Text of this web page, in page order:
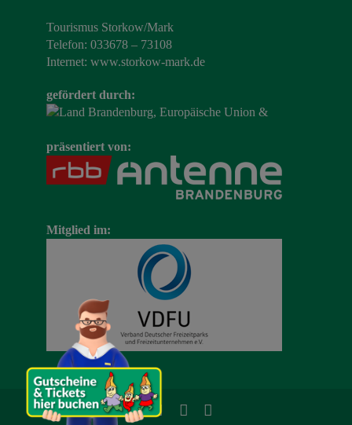
Tourismus Storkow/Mark
Telefon: 033678 – 73108
Internet: www.storkow-mark.de
gefördert durch:
präsentiert von:
Mitglied im: